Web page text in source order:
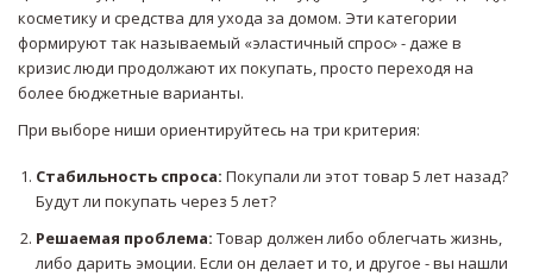
косметику и средства для ухода за домом. Эти категории
формируют так называемый «эластичный спрос» - даже в
кризис люди продолжают их покупать, просто переходя на
более бюджетные варианты.
При выборе ниши ориентируйтесь на три критерия:
Стабильность спроса: Покупали ли этот товар 5 лет назад?
Будут ли покупать через 5 лет?
Решаемая проблема: Товар должен либо облегчать жизнь,
либо дарить эмоции. Если он делает и то, и другое - вы нашли